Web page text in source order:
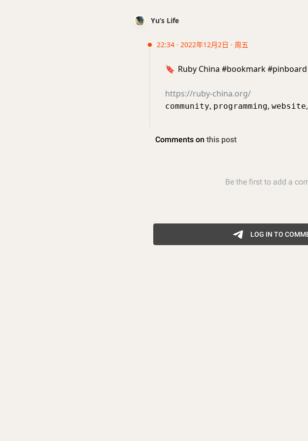
Yu’s Life
22:34 · 2022年12月2日 · 周五
🔖 Ruby China #bookmark #pinboard
https://ruby-china.org/
community, programming, website,